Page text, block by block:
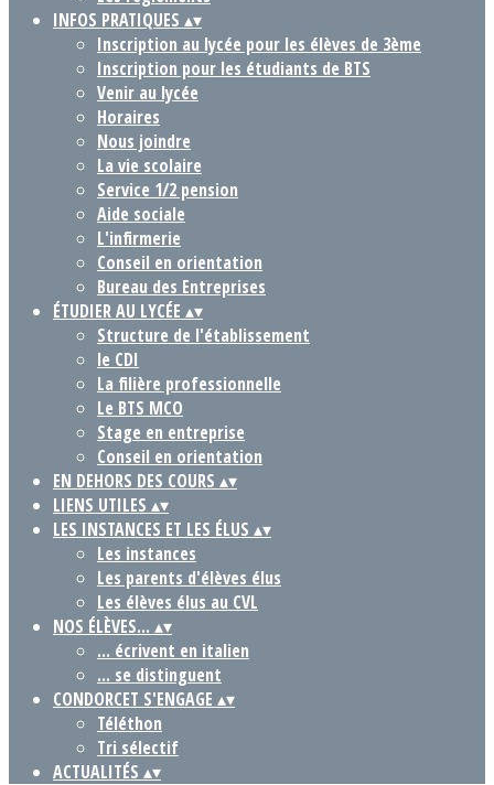
INFOS PRATIQUES ▴▾
Inscription au lycée pour les élèves de 3ème
Inscription pour les étudiants de BTS
Venir au lycée
Horaires
Nous joindre
La vie scolaire
Service 1/2 pension
Aide sociale
L'infirmerie
Conseil en orientation
Bureau des Entreprises
ÉTUDIER AU LYCÉE ▴▾
Structure de l'établissement
le CDI
La filière professionnelle
Le BTS MCO
Stage en entreprise
Conseil en orientation
EN DEHORS DES COURS ▴▾
LIENS UTILES ▴▾
LES INSTANCES ET LES ÉLUS ▴▾
Les instances
Les parents d'élèves élus
Les élèves élus au CVL
NOS ÉLÈVES... ▴▾
... écrivent en italien
... se distinguent
CONDORCET S'ENGAGE ▴▾
Téléthon
Tri sélectif
ACTUALITÉS ▴▾